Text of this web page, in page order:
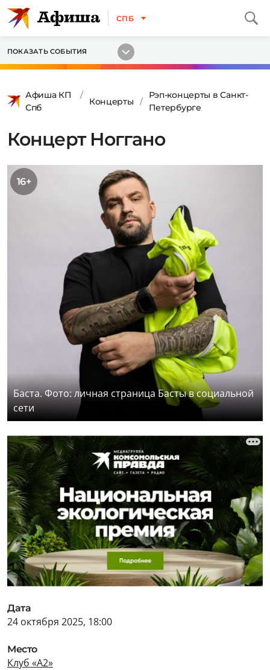
СПБ
ПОКАЗАТЬ СОБЫТИЯ
Афиша КП
Спб
Концерты
Рэп-концерты в Санкт-
Петербурге
Концерт Ноггано
16+
Баста. Фото: личная страница Басты в социальной
сети
Дата
24 октября 2025, 18:00
Место
Клуб «А2»